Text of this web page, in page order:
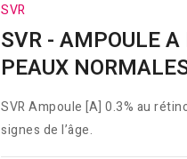
SVR
SVR - AMPOULE
PEAUX
SVR Ampoule [A] 0.3% au
signes de l’âge.